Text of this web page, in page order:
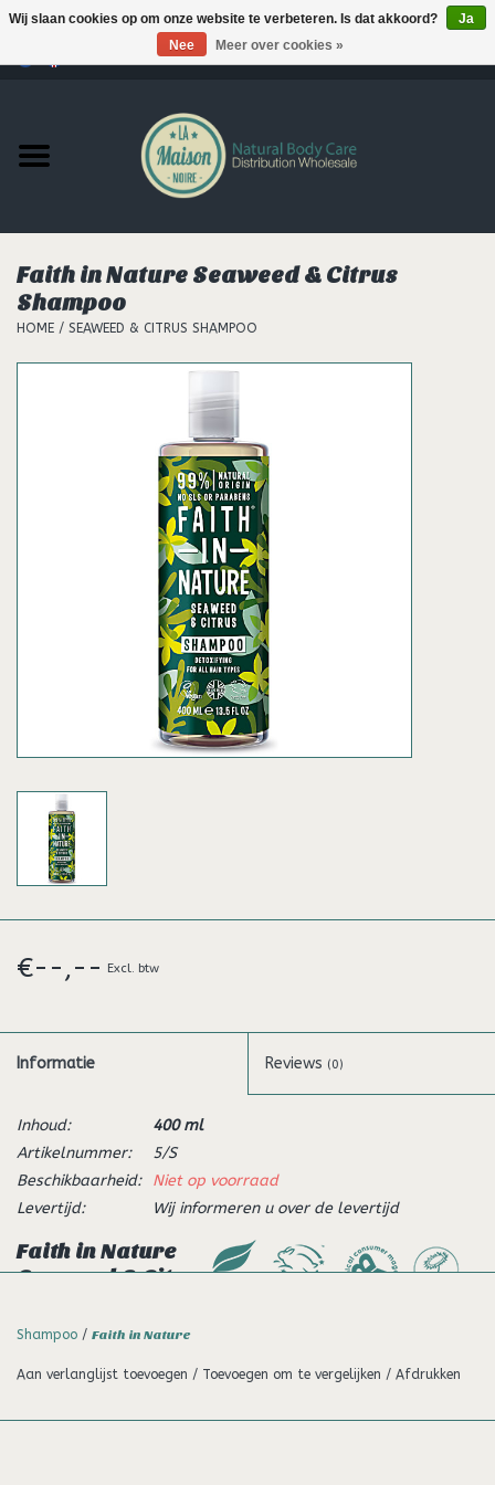
Producten
MERKEN
Support
Faith in Nature Seaweed & Citrus
Shampoo
HOME / SEAWEED & CITRUS SHAMPOO
€--,-- Excl. btw
Informatie Reviews (0)
Inhoud:
400 ml
Artikelnummer:
5/S
Beschikbaarheid:
Niet op voorraad
Levertijd:
Wij informeren u over de levertijd
Faith in Nature
Seaweed & Citrus
Deze verfrissende shampoo is gemaakt met wild geoogst
zeewier, bekend om zijn antioxiderende eigenschappen.
aroma’s om goed en energiek de dag te beginnen.
Shampoo / Faith in Nature
Aan verlanglijst toevoegen / Toevoegen om te vergelijken / Afdrukken
Wij slaan cookies op om onze website te verbeteren. Is dat akkoord?
Ja
Nee
Meer over cookies »